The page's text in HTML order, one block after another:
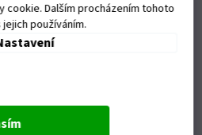
cookie. Dalším procházením tohoto
používáním.
1458, Liberec-
nad Nisou